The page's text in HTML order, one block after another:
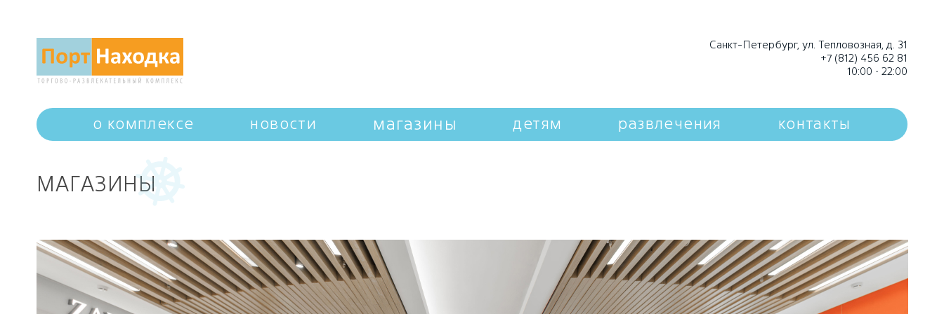
Санкт-Петербург, ул. Тепловозная, д. 31
+7 (812) 456 62 81
10:00 · 22:00
о комплексе новости магазины детям развлечения контакты
МАГАЗИНЫ